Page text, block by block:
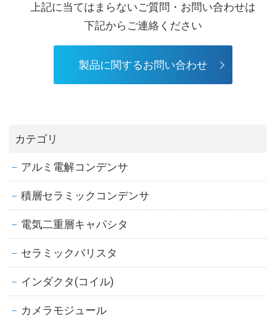
上記に当てはまらないご質問・お問い合わせは
下記からご連絡ください
製品に関するお問い合わせ
カテゴリ
アルミ電解コンデンサ
積層セラミックコンデンサ
電気二重層キャパシタ
セラミックバリスタ
インダクタ(コイル)
カメラモジュール